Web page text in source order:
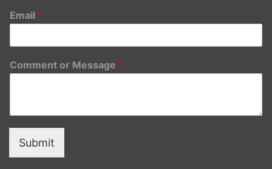
Email *
Comment or Message *
Submit